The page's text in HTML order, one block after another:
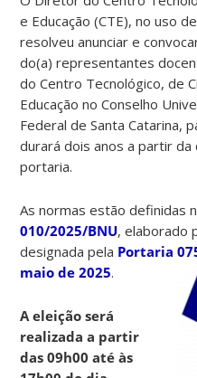
e Educação (CTE), no uso
resolveu anunciar e
do(a) representantes
do Centro Tecnológico, de
Educação no Conselho
Federal de Santa Catarina,
durará dois anos a partir da
portaria.
As normas estão definidas
010/2025/BNU, elaborado
designada pela Portaria
maio de 2025.
A eleição será
realizada a partir
das 09h00 até às